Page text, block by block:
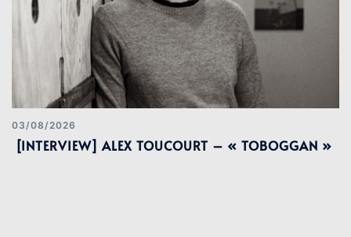
03/08/2026
[INTERVIEW] ALEX TOUCOURT – « TOBOGGAN »